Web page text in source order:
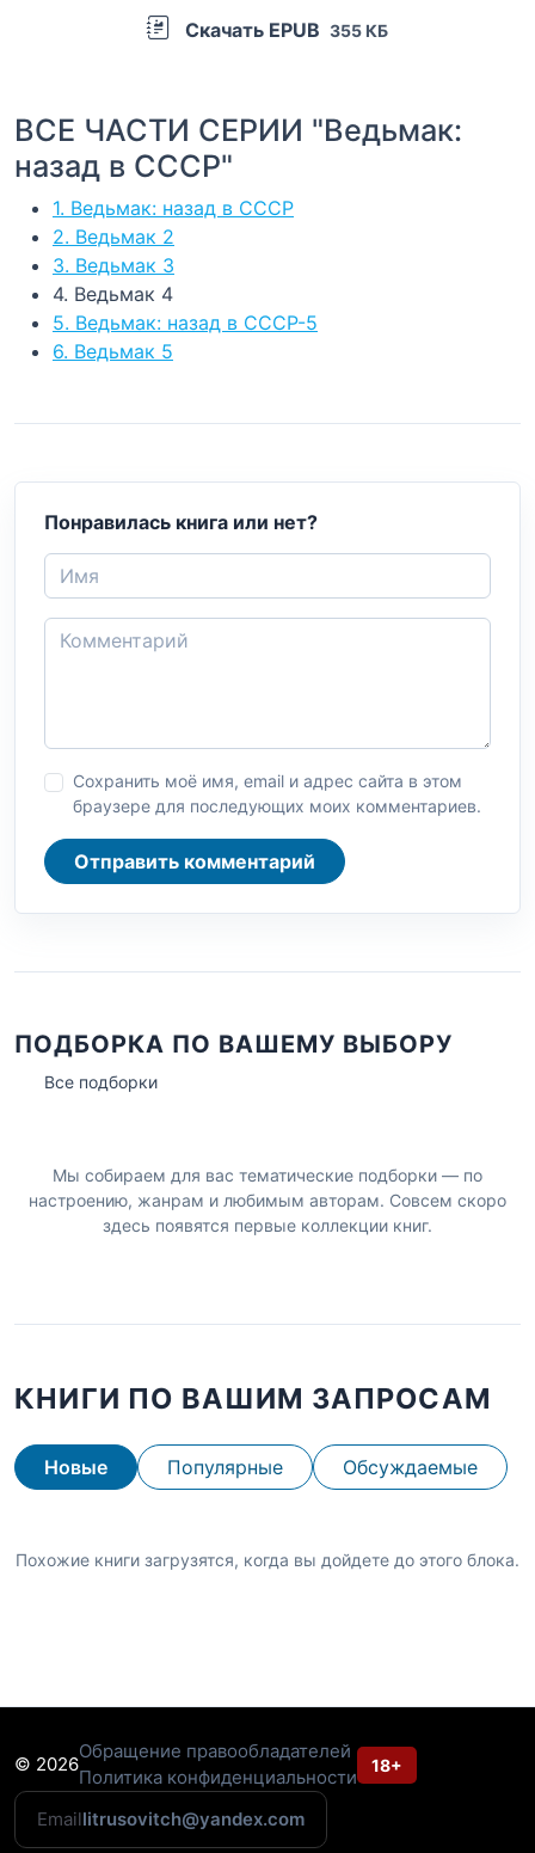
Скачать EPUB 355 КБ
ВСЕ ЧАСТИ СЕРИИ "Ведьмак:
назад в СССР"
1. Ведьмак: назад в СССР
2. Ведьмак 2
3. Ведьмак 3
4. Ведьмак 4
5. Ведьмак: назад в СССР-5
6. Ведьмак 5
Понравилась книга или нет?
Сохранить моё имя, email и адрес сайта в этом
браузере для последующих моих комментариев.
Отправить комментарий
ПОДБОРКА ПО ВАШЕМУ ВЫБОРУ
Все подборки
Мы собираем для вас тематические подборки — по
настроению, жанрам и любимым авторам. Совсем скоро
здесь появятся первые коллекции книг.
КНИГИ ПО ВАШИМ ЗАПРОСАМ
Новые Популярные Обсуждаемые
Похожие книги загрузятся, когда вы дойдете до этого блока.
© 2026
Обращение правообладателей
Политика конфиденциальности
18+
Emaillitrusovitch@yandex.com